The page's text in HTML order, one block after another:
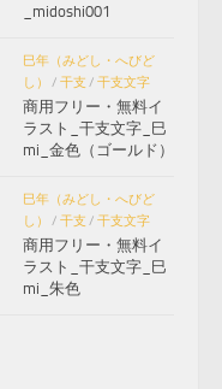
_midoshi001
巳年（みどし・へびど
し）
/ 干支 / 干支文字
商用フリー・無料イ
ラスト_干支文字_巳
mi_金色（ゴールド）
巳年（みどし・へびど
し）
/ 干支 / 干支文字
商用フリー・無料イ
ラスト_干支文字_巳
mi_朱色